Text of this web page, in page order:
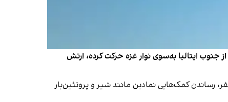
جنوب ایتالیا به‌سوی نوار غزه حرکت کرده، ارتش
رساندن کمک‌هایی نمادین مانند شیر و پروتئین‌بار